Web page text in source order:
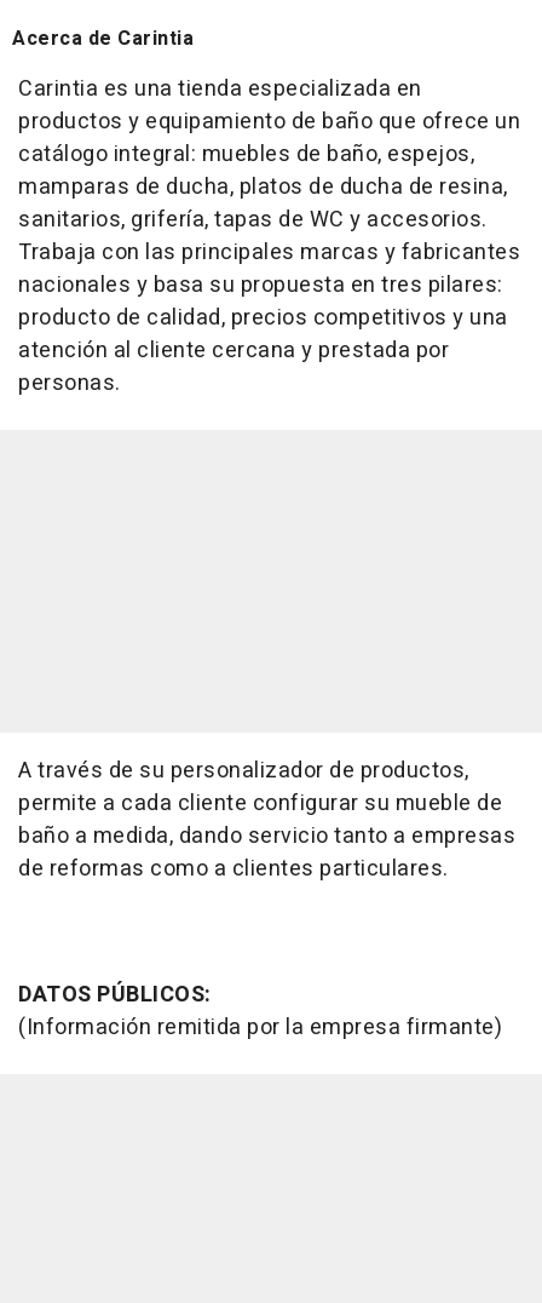
Acerca de Carintia
Carintia es una tienda especializada en
productos y equipamiento de baño que ofrece un
catálogo integral: muebles de baño, espejos,
mamparas de ducha, platos de ducha de resina,
sanitarios, grifería, tapas de WC y accesorios.
Trabaja con las principales marcas y fabricantes
nacionales y basa su propuesta en tres pilares:
producto de calidad, precios competitivos y una
atención al cliente cercana y prestada por
personas.
A través de su personalizador de productos,
permite a cada cliente configurar su mueble de
baño a medida, dando servicio tanto a empresas
de reformas como a clientes particulares.
DATOS PÚBLICOS:
(Información remitida por la empresa firmante)